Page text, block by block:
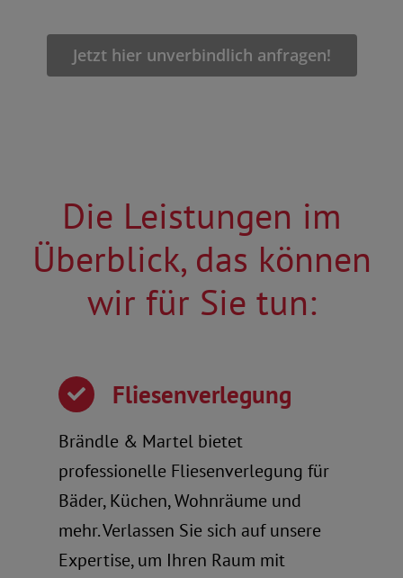
Jetzt hier unverbindlich anfragen!
Die Leistungen im
Überblick, das können
wir für Sie tun:
Fliesenverlegung
Brändle & Martel bietet
professionelle Fliesenverlegung für
Bäder, Küchen, Wohnräume und
mehr. Verlassen Sie sich auf unsere
Expertise, um Ihren Raum mit